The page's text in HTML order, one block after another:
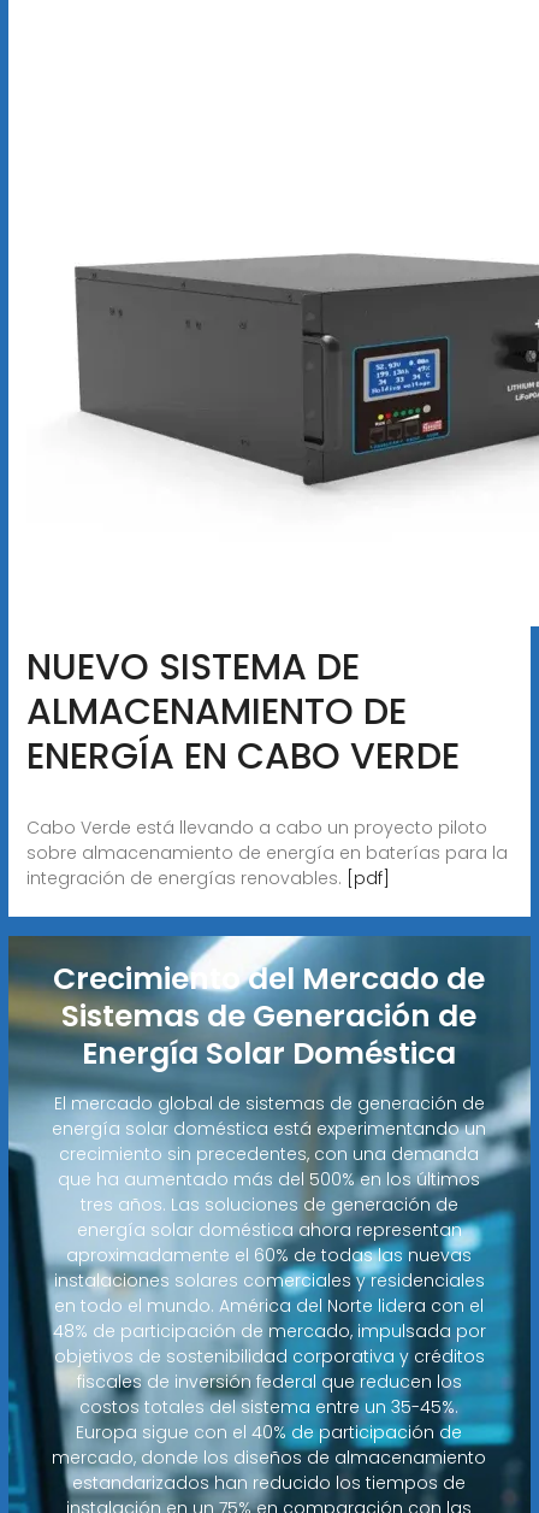
NUEVO SISTEMA DE
ALMACENAMIENTO DE
ENERGÍA EN CABO VERDE
Cabo Verde está llevando a cabo un proyecto piloto
sobre almacenamiento de energía en baterías para la
integración de energías renovables. [pdf]
Crecimiento del Mercado de
Sistemas de Generación de
Energía Solar Doméstica
El mercado global de sistemas de generación de
energía solar doméstica está experimentando un
crecimiento sin precedentes, con una demanda
que ha aumentado más del 500% en los últimos
tres años. Las soluciones de generación de
energía solar doméstica ahora representan
aproximadamente el 60% de todas las nuevas
instalaciones solares comerciales y residenciales
en todo el mundo. América del Norte lidera con el
48% de participación de mercado, impulsada por
objetivos de sostenibilidad corporativa y créditos
fiscales de inversión federal que reducen los
costos totales del sistema entre un 35-45%.
Europa sigue con el 40% de participación de
mercado, donde los diseños de almacenamiento
estandarizados han reducido los tiempos de
instalación en un 75% en comparación con las